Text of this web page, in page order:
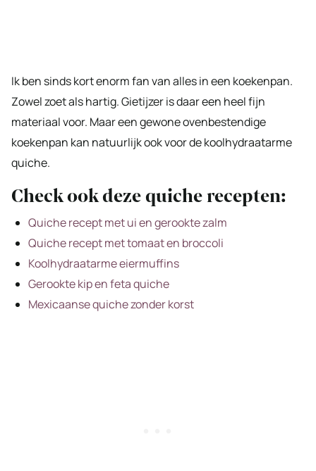
Ik ben sinds kort enorm fan van alles in een koekenpan.
Zowel zoet als hartig. Gietijzer is daar een heel fijn
materiaal voor. Maar een gewone ovenbestendige
koekenpan kan natuurlijk ook voor de koolhydraatarme
quiche.
Check ook deze quiche recepten:
Quiche recept met ui en gerookte zalm
Quiche recept met tomaat en broccoli
Koolhydraatarme eiermuffins
Gerookte kip en feta quiche
Mexicaanse quiche zonder korst